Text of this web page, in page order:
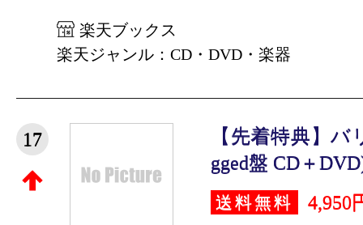
楽天ブックス
楽天ジャンル：CD・DVD・楽器
17
【先着特典】バ
gged盤 CD＋
送料無料 4,950